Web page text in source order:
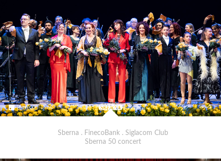
Sberna . FinecoBank . Siglacom Club
Sberna 50 concert